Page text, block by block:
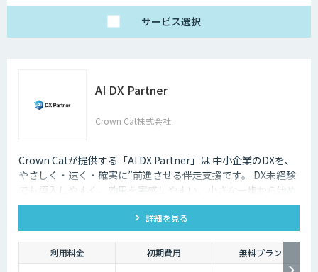
サービス選択
AI DX Partner
Crown Cat株式会社
Crown Catが提供する「AI DX Partner」は 中小企業のDXを、
やさしく・速く・確実に”前進させる伴走支援です。 DX未経験
でも導入しやすく、効果を実感しやすい、小さな一歩から始め
るDX支援サービスです。 AI DX Partnerは、大手企業のDX支援
で培ったノウハウをベースに、 地方・中小企業のための“現実
的なDX”を設計・実装・運用まで一貫して支援いたします。 私
たちは、コンサル×開発×AIの力で、現場に寄り添った 『ちょ
うどいいDX』を実現します。
詳細を見る
利用料金 初期費用 無料プラン